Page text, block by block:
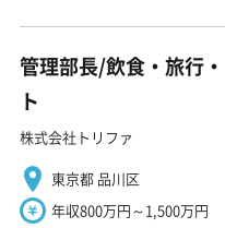
管理部長/飲食・旅行
ト
株式会社トリファ
東京都 品川区
年収800万円～1,500万円